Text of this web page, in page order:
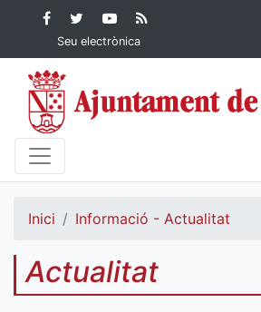
Contingut principalFacebook
Ajuntament de Dénia
Twitter
Ajuntament de
Dénia
YouTube
Ajuntament
de Dénia
Ajuntament
Seu electrònica
Inici Informació - Actualitat
Actualitat